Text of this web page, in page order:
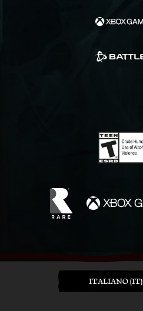
ITALIANO (IT)